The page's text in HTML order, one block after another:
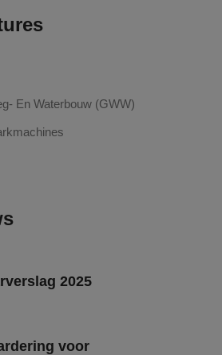
En Waterbouw (GWW)
2025
voor